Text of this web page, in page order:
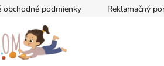
obchodné podmienky Reklamačný